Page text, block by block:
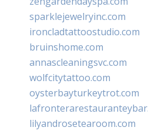
sparklejewelryinc.com
ironcladtattoostudio.com
bruinshome.com
annascleaningsvc.com
wolfcitytattoo.com
oysterbayturkeytrot.com
lilyandrosetearoom.com